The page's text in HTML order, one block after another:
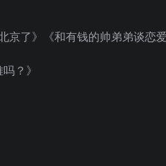
京了》《和有钱的帅弟弟谈恋
？》